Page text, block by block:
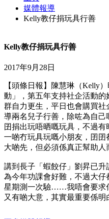
媒體報導
Kelly教仔捐玩具行善
Kelly教仔捐玩具行善
2017年9月28日
【頭條日報】陳慧琳（Kelly
動」，第五年支持社企活動
群自力更生，平日也會購買
導兩名兒子行善，除咗為自
囝捐出玩唔晒嘅玩具，不過
一啲冇玩具玩嘅小朋友，囝
大啲先，但必須係真正幫助人
講到長子「蝦餃仔」劉昇已
為今年功課會好難，不過大
星期測一次驗……我唔會要求
又有啲大意，其實最重要係明